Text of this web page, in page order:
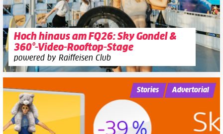
Hoch hinaus am FQ26: Sky Gondel &
360°-Video-Rooftop-Stage
powered by Raiffeisen Club
Stories Advertorial